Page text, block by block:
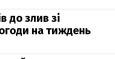
до злив зі
на тиждень